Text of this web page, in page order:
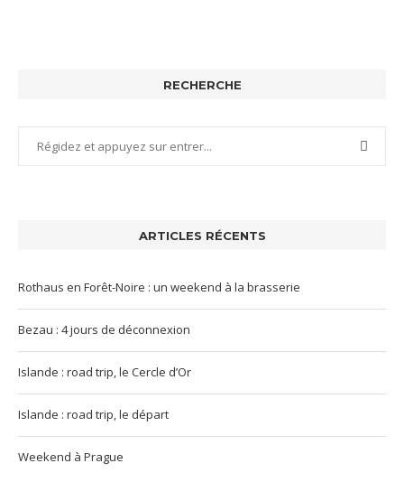
RECHERCHE
ARTICLES RÉCENTS
Rothaus en Forêt-Noire : un weekend à la brasserie
Bezau : 4 jours de déconnexion
Islande : road trip, le Cercle d’Or
Islande : road trip, le départ
Weekend à Prague